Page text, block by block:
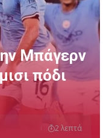
Μπάγερν
πόδι
2 λεπτά